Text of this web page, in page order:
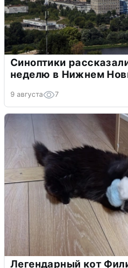
Синоптики
неделю в Нижнем
9 августа 7
Легендарный кот